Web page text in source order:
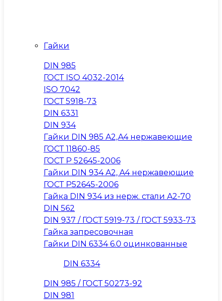
Гайки
DIN 985
ГОСТ ISO 4032-2014
ISO 7042
ГОСТ 5918-73
DIN 6331
DIN 934
Гайки DIN 985 A2,A4 нержавеющие
ГОСТ 11860-85
ГОСТ Р 52645-2006
Гайки DIN 934 A2, A4 нержавеющие
ГОСТ Р52645-2006
Гайка DIN 934 из нерж. стали A2-70
DIN 562
DIN 937 / ГОСТ 5919-73 / ГОСТ 5933-73
Гайка запресовочная
Гайки DIN 6334 6.0 оцинкованные
DIN 6334
DIN 985 / ГОСТ 50273-92
DIN 981